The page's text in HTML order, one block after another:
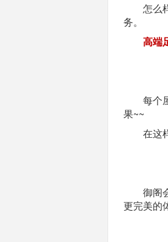
怎么
务。
高端
每个
果~~
在这
御阁
更完美的